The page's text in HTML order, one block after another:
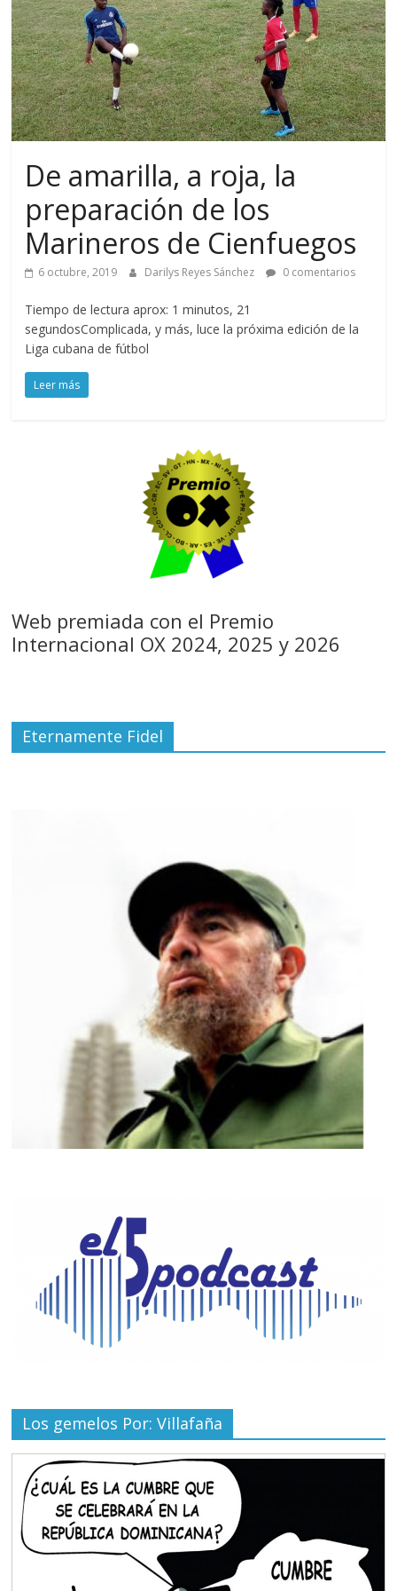
De amarilla, a roja, la
preparación de los
Marineros de Cienfuegos
6 octubre, 2019 Darilys Reyes Sánchez 0 comentarios
Tiempo de lectura aprox: 1 minutos, 21
segundosComplicada, y más, luce la próxima edición de la
Liga cubana de fútbol
Leer más
Web premiada con el Premio
Internacional OX 2024, 2025 y 2026
Eternamente Fidel
Los gemelos Por: Villafaña